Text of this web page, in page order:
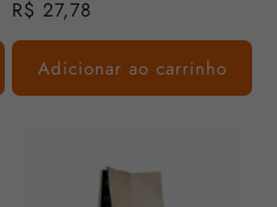
Preço
normal
R$ 27,78
Adicionar ao carrinho